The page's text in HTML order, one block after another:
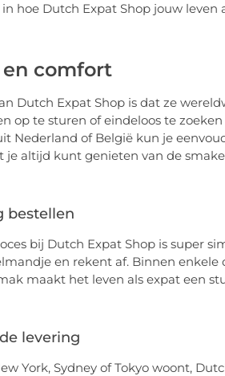
hoe Dutch Expat Shop jouw
comfort
Dutch Expat Shop is dat ze
op te sturen of eindeloos te
Nederland of België kun je
je altijd kunt genieten van de
bestellen
bij Dutch Expat Shop is super
en rekent af. Binnen
maakt het leven als expat een
levering
York, Sydney of Tokyo woont,